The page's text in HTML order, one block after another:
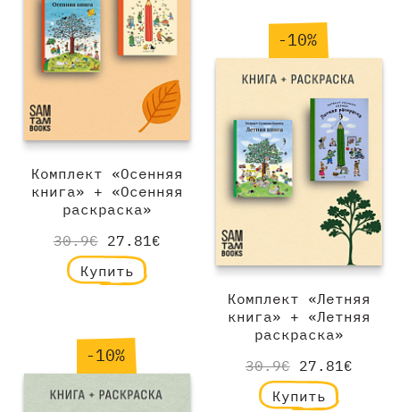
Комплект «Осенняя
книга» + «Осенняя
раскраска»
30.9€27.81€
Купить
-10%
Комплект «Летняя
книга» + «Летняя
раскраска»
30.9€27.81€
Купить
-10%